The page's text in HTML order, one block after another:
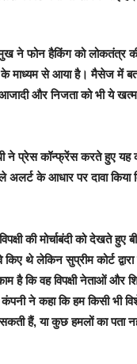
ने फोन हैकिंग को लोकतंत्र
माध्यम से आया है। मैसेज में
और निजता को भी ये
ने प्रेस कॉन्फ्रेंस करते हुए
अलर्ट के आधार पर दावा
की मोर्चाबंदी को देखते
किए थे लेकिन सुप्रीम कोर्ट
है कि वह विपक्षी नेताओं और
ने कहा कि हम किसी भी
हैं, या कुछ हमलों का पता